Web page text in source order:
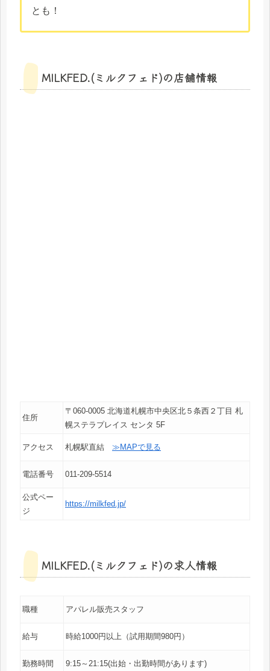
とも！
MILKFED.(ミルクフェド)の店舗情報
住所
〒060-0005 北海道札幌市中央区北５条西２丁目 札
幌ステラプレイス センタ 5F
アクセス 札幌駅直結 ≫MAPで見る
電話番号 011-209-5514
公式ペー
ジ
https://milkfed.jp/
MILKFED.(ミルクフェド)の求人情報
職種 アパレル販売スタッフ
給与 時給1000円以上（試用期間980円）
勤務時間 9:15～21:15(出始・出勤時間があります)